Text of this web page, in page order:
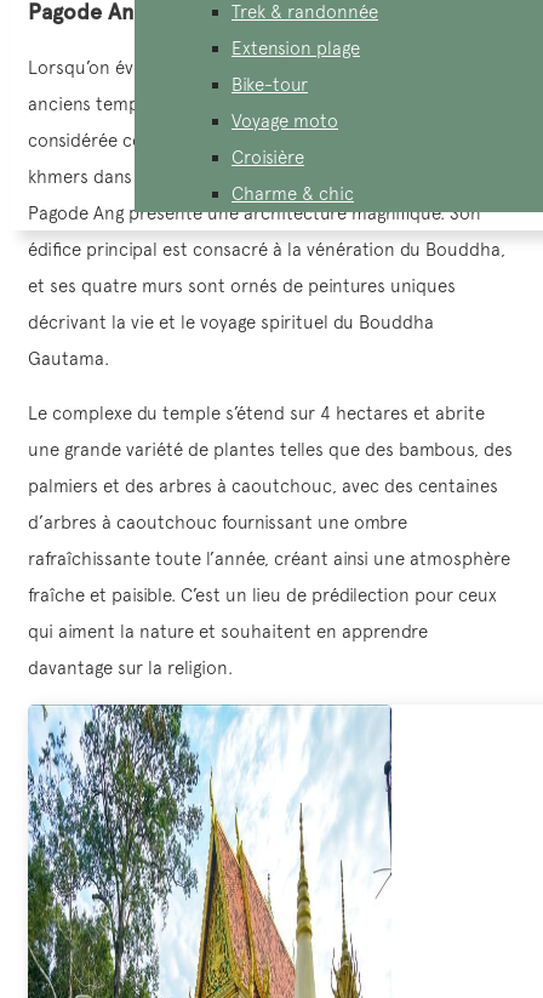
Trek & randonnée
Extension plage
Bike-tour
Voyage moto
Croisière
Charme & chic
Pagode Ang
Lorsqu’on évoque Tra Vinh, on pense immédiatement aux
anciens temples khmers, parmi lesquels la pagode Ang est
considérée comme un exemple remarquable des temples
khmers dans la région. Construite au 10ème siècle, la
Pagode Ang présente une architecture magnifique. Son
édifice principal est consacré à la vénération du Bouddha,
et ses quatre murs sont ornés de peintures uniques
décrivant la vie et le voyage spirituel du Bouddha
Gautama.
Le complexe du temple s’étend sur 4 hectares et abrite
une grande variété de plantes telles que des bambous, des
palmiers et des arbres à caoutchouc, avec des centaines
d’arbres à caoutchouc fournissant une ombre
rafraîchissante toute l’année, créant ainsi une atmosphère
fraîche et paisible. C’est un lieu de prédilection pour ceux
qui aiment la nature et souhaitent en apprendre
davantage sur la religion.